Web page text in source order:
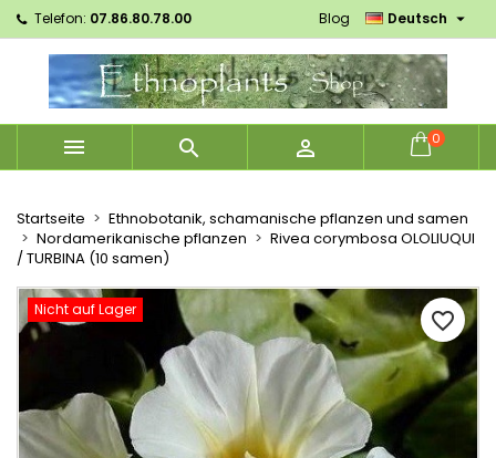
Telefon: 07.86.80.78.00 Deutsch 
Blog
   0
Startseite
Ethnobotanik, schamanische pflanzen und samen
Nordamerikanische pflanzen
Rivea corymbosa OLOLIUQUI
/ TURBINA (10 samen)
Nicht auf Lager favorite_border
Mes listes d'envies ×
add_circle_outline Créer une nouvelle liste
Wunschliste erstellen ×
Name der Wunschliste
Abbrechen Wunschliste erstellen
Anmelden ×
Sie müssen angemeldet sein, um Artikel Ihrer
Wunschliste hinzufügen zu können.